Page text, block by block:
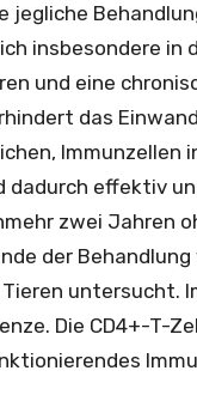
jegliche
insbesondere in
und eine
das
Immunzellen
dadurch effektiv
zwei Jahren
der
untersucht.
Die CD4+-T-